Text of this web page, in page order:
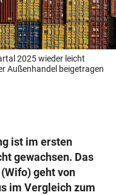
2025 wieder leicht
Außenhandel beigetragen
ist im ersten
gewachsen. Das
geht von
im Vergleich zum